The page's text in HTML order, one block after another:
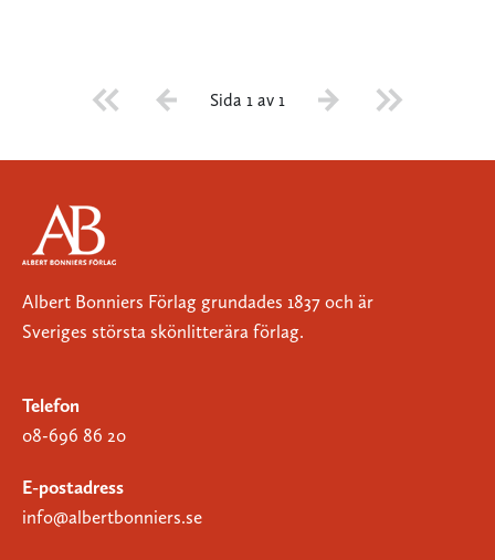
Sida 1 av 1
Albert Bonniers Förlag grundades 1837 och är
Sveriges största skönlitterära förlag.
Telefon
08-696 86 20
E-postadress
info@albertbonniers.se